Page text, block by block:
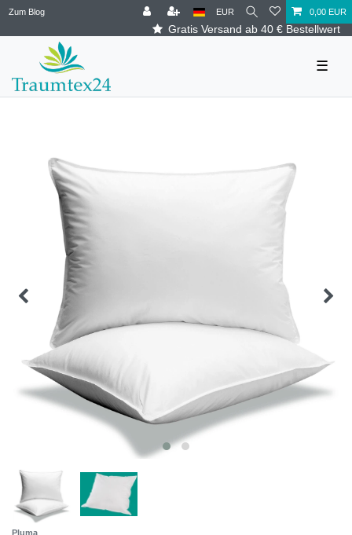
Zum Blog
Gratis Versand ab 40 € Bestellwert
EUR 0,00 EUR
☰
Pluma